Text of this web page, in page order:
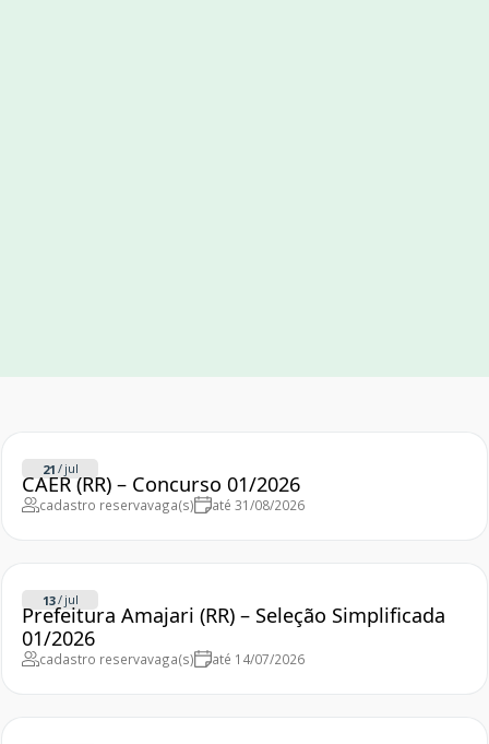
21 / jul
CAER (RR) – Concurso 01/2026
cadastro reservavaga(s) até 31/08/2026
13/ jul
Prefeitura Amajari (RR) – Seleção Simplificada
01/2026
cadastro reservavaga(s) até 14/07/2026